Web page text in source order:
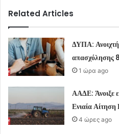
Related Articles
ΔΥΠΑ:
απασχόλησης
1 ώρα ago
ΑΑΔΕ: Άνοιξε
Ενιαία
4 ώρες ago